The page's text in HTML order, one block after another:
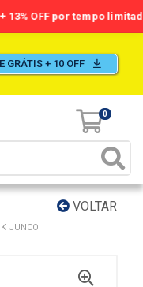
GRÁTIS + 10 OFF
0
VOLTAR
JUNCO